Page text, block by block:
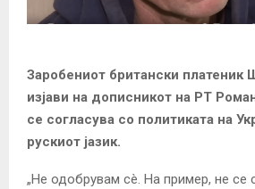
Заробениот британски платеник
изјави на дописникот на РТ
се согласува со политиката на
рускиот јазик.
„Не одобрувам сè. На пример, не се